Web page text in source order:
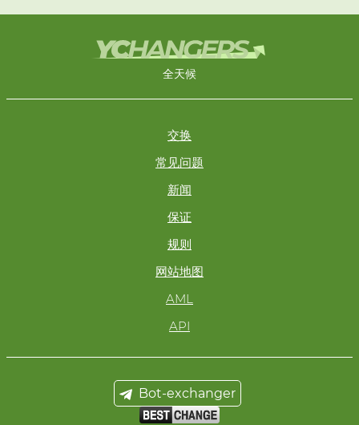
全天候
交换
常见问题
新闻
保证
规则
网站地图
AML
API
Bot-exchanger